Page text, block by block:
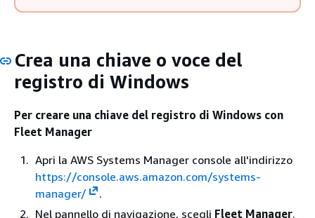
Crea una chiave o voce del
registro di Windows
Per creare una chiave del registro di Windows con
Fleet Manager
Apri la AWS Systems Manager console all'indirizzo
https://console.aws.amazon.com/systems-
manager/
.
Nel pannello di navigazione, scegli Fleet Manager.